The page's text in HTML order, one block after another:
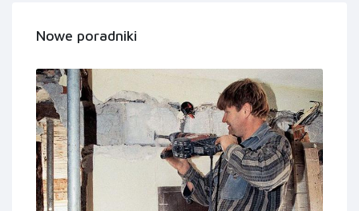
Nowe poradniki